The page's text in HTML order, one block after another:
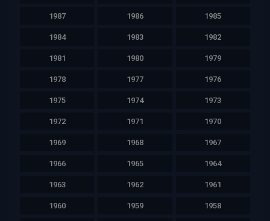
1987 1986 1985
1984 1983 1982
1981 1980 1979
1978 1977 1976
1975 1974 1973
1972 1971 1970
1969 1968 1967
1966 1965 1964
1963 1962 1961
1960 1959 1958